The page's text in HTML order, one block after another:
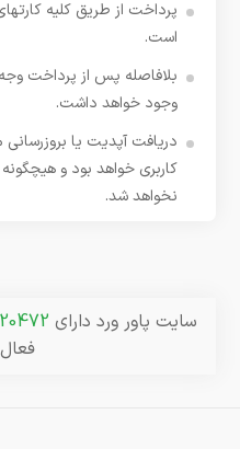
پرداخت از طریق کلیه
است.
بلافاصله پس از پرداخت
وجود خواهد داشت.
دریافت آپدیت یا
کاربری خواهد بود و
نخواهد شد.
سایت پاور ورد دارای 20472